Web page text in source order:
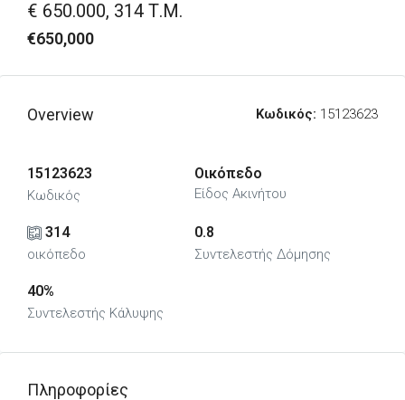
€ 650.000, 314 Τ.μ.
€650,000
Overview Κωδικός: 15123623
15123623
Κωδικός
Οικόπεδο
Είδος Ακινήτου
314
οικόπεδο
0.8
Συντελεστής Δόμησης
40%
Συντελεστής Κάλυψης
Πληροφορίες